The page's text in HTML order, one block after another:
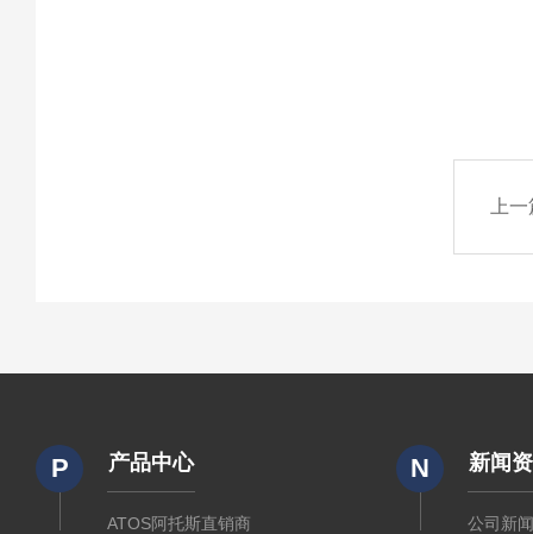
上
P 产品中心
ATOS阿托斯直销商
N 新闻
公司新